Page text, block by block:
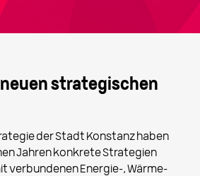
strategischen
der Stadt Konstanz haben
Jahren konkrete Strategien
verbundenen Energie-, Wärme-